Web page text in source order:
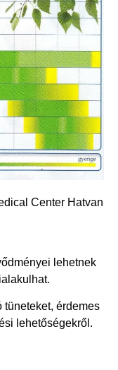
lehetnek
tüneteket, érdemes
lehetőségekről.